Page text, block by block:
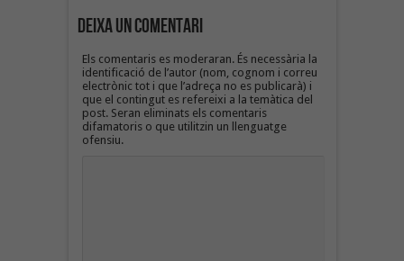
Deixa un Comentari
Els comentaris es moderaran. És necessària la
identificació de l’autor (nom, cognom i correu
electrònic tot i que l’adreça no es publicarà) i
que el contingut es refereixi a la temàtica del
post. Seran eliminats els comentaris
difamatoris o que utilitzin un llenguatge
ofensiu.